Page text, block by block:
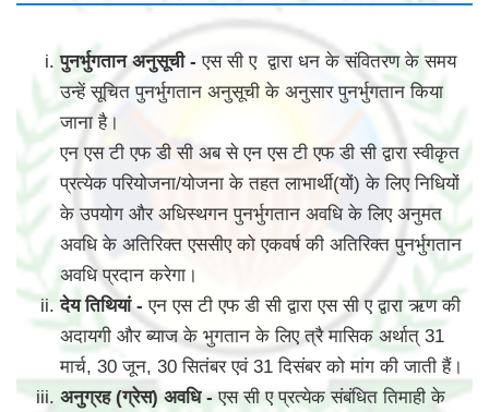
पुनर्भुगतान अनुसूची -एस सी ए द्वारा धन के संवितरण के समय
उन्हें सूचित पुनर्भुगतान अनुसूची के अनुसार पुनर्भुगतान किया
जाना है।
एन एस टी एफ डी सी अब से एन एस टी एफ डी सी द्वारा स्वीकृत
प्रत्येक परियोजना/योजना के तहत लाभार्थी(यों) के लिए निधियों
के उपयोग और अधिस्थगन पुनर्भुगतान अवधि के लिए अनुमत
अवधि के अतिरिक्त एससीए को एकवर्ष की अतिरिक्त पुनर्भुगतान
अवधि प्रदान करेगा।
देय तिथियां -एन एस टी एफ डी सी द्वारा एस सी ए द्वारा ऋण की
अदायगी और ब्याज के भुगतान के लिए त्रै मासिक अर्थात् 31
मार्च, 30 जून, 30 सितंबर एवं 31 दिसंबर को मांग की जाती हैं।
अनुग्रह (ग्रेस) अवधि -एस सी ए प्रत्येक संबंधित तिमाही के